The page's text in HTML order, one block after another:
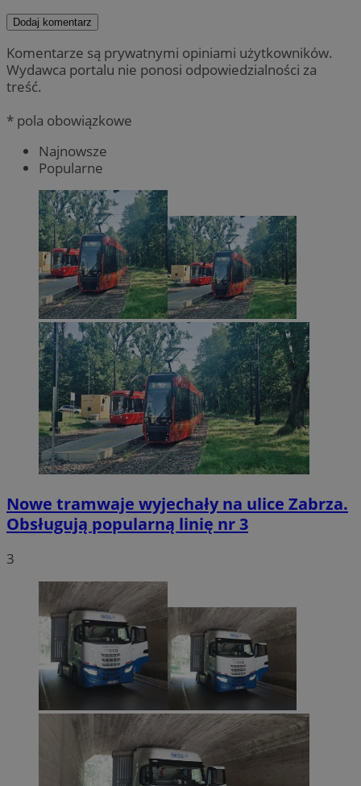
Dodaj komentarz
Komentarze są prywatnymi opiniami użytkowników.
Wydawca portalu nie ponosi odpowiedzialności za
treść.
* pola obowiązkowe
Najnowsze
Popularne
Nowe tramwaje wyjechały na ulice Zabrza.
Obsługują popularną linię nr 3
3